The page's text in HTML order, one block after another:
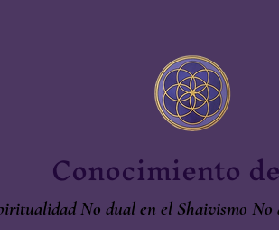
Conocimiento
No dual en el Shaivismo No